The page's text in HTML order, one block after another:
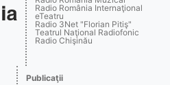
Radio România Internaţional
eTeatru
Radio 3Net "Florian Pitiş"
Teatrul Naţional Radiofonic
Radio Chişinău
Publicaţii